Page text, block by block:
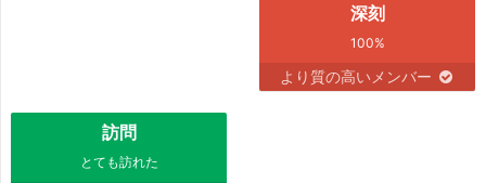
深刻
100%
より質の高いメンバー
訪問
とても訪れた